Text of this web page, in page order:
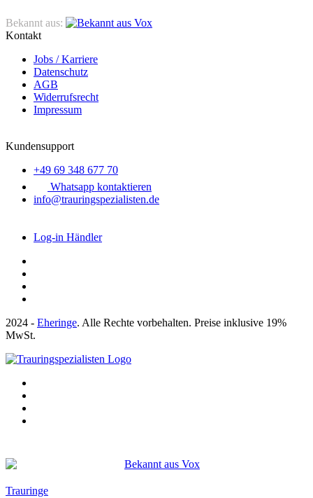
Bekannt aus:
Kontakt
Jobs / Karriere
Datenschutz
AGB
Widerrufsrecht
Impressum
Kundensupport
+49 69 348 677 70
Whatsapp kontaktieren
info@trauringspezialisten.de
Log-in Händler
2024 - Eheringe. Alle Rechte vorbehalten. Preise inklusive 19%
MwSt.
Trauringe